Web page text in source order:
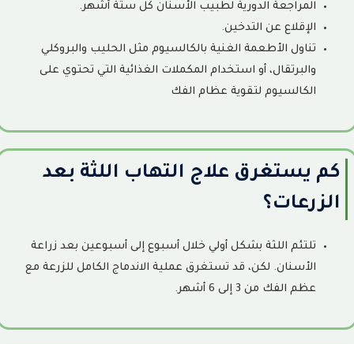
المراجعة الدورية لطبيب الأسنان كل ستة أشهر.
الإقلاع عن التدخين.
تناول الأطعمة الغنية بالكالسيوم مثل الحليب والبروكلي
والبرتقال، أو استخدام المكملات الغذائية التي تحتوي على
الكالسيوم لتقوية عظام الفك
كم يستغرق علاج التهاب اللثة بعد
الزرعات؟
تلتئم اللثة بشكل أولي خلال أسبوع إلى أسبوعين بعد زراعة
الأسنان. لكن، قد تستغرق عملية الاندماج الكامل للزرعة مع
عظم الفك من 3 إلى 6 أشهر.